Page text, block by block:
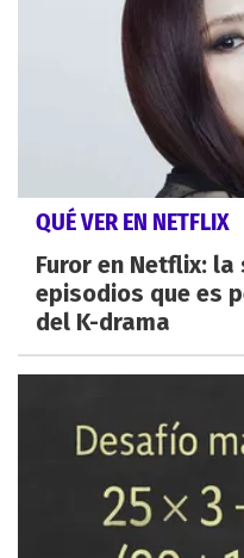
QUÉ VER EN NETFLIX
Furor en Netflix:
episodios que es
del K-drama